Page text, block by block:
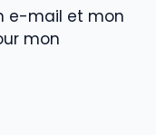
e-mail et mon
mon